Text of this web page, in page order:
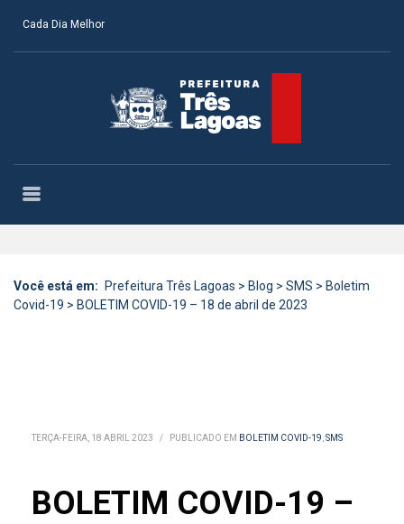
Cada Dia Melhor
Você está em: Prefeitura Três Lagoas > Blog > SMS > Boletim
Covid-19 > BOLETIM COVID-19 – 18 de abril de 2023
TERÇA-FEIRA, 18 ABRIL 2023 / PUBLICADO EM BOLETIM COVID-19,SMS
BOLETIM COVID-19 –